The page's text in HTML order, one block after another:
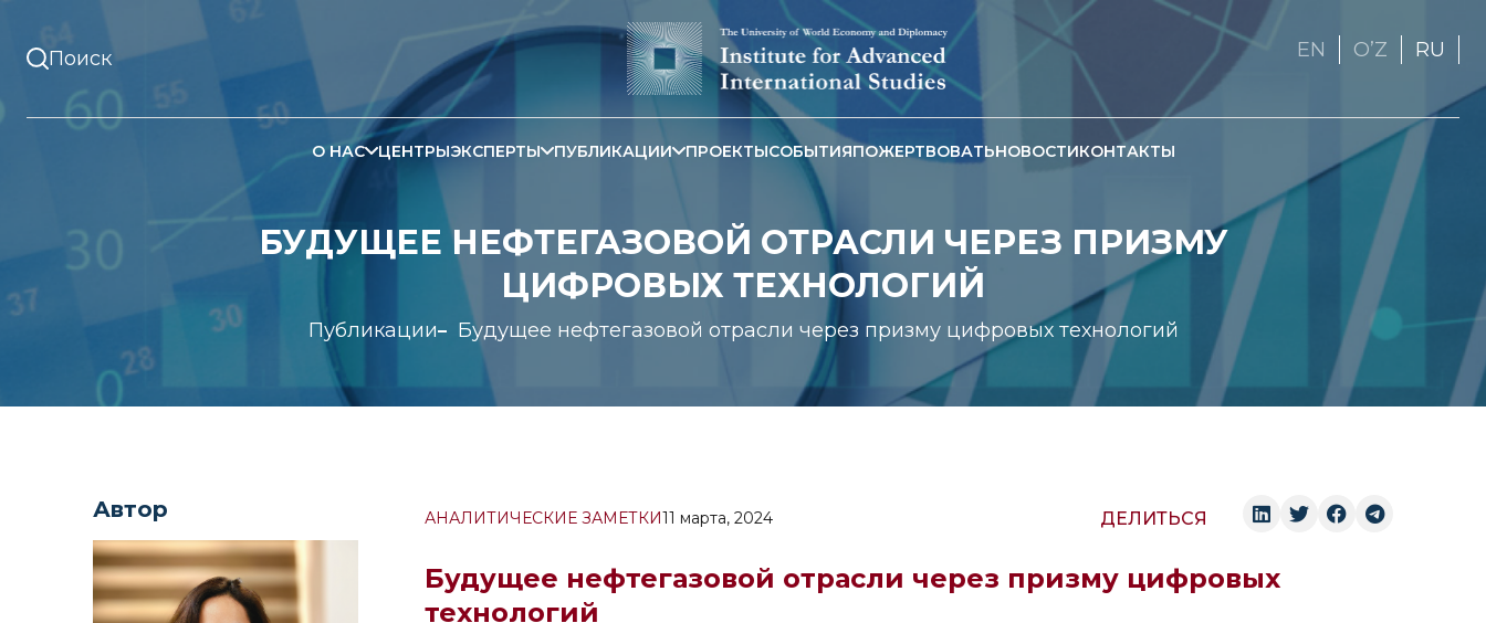
EN OʼZ RU
О НАС ЦЕНТРЫЭКСПЕРТЫ ПУБЛИКАЦИИ ПРОЕКТЫСОБЫТИЯПОЖЕРТВОВАТЬНОВОСТИКОНТАКТЫ
БУДУЩЕЕ НЕФТЕГАЗОВОЙ ОТРАСЛИ ЧЕРЕЗ ПРИЗМУ
ЦИФРОВЫХ ТЕХНОЛОГИЙ
Публикации Будущее нефтегазовой отрасли через призму цифровых технологий
Автор АНАЛИТИЧЕСКИЕ ЗАМЕТКИ11 марта, 2024 ДЕЛИТЬСЯ
Будущее нефтегазовой отрасли через призму цифровых
технологий